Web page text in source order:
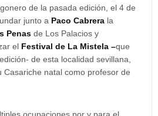
de la pasada edición, el 4 de
junto a Paco Cabrera la
Penas de Los Palacios y
el Festival de La Mistela –que
de esta localidad sevillana,
Casariche natal como profesor de